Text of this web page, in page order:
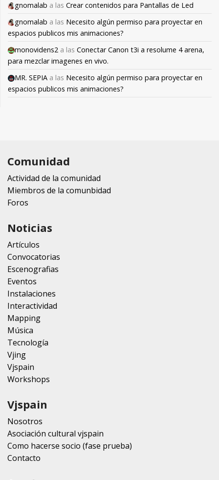
gnomalab a las Crear contenidos para Pantallas de Led
gnomalab a las Necesito algún permiso para proyectar en
espacios publicos mis animaciones?
monovidens2 a las Conectar Canon t3i a resolume 4 arena,
para mezclar imagenes en vivo.
MR. SEPIA a las Necesito algún permiso para proyectar en
espacios publicos mis animaciones?
Comunidad
Actividad de la comunidad
Miembros de la comunbidad
Foros
Noticias
Artículos
Convocatorias
Escenografias
Eventos
Instalaciones
Interactividad
Mapping
Música
Tecnología
Vjing
Vjspain
Workshops
Vjspain
Nosotros
Asociación cultural vjspain
Como hacerse socio (fase prueba)
Contacto